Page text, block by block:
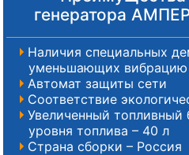
генератора
Наличия специальных
уменьшающих вибрацию
Автомат защиты сети
Соответствие
Увеличенный топливный
уровня топлива – 40 л
Страна сборки – Россия